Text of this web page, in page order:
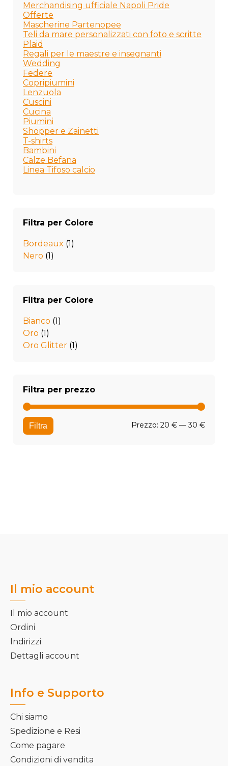
Merchandising ufficiale Napoli Pride
Offerte
Mascherine Partenopee
Teli da mare personalizzati con foto e scritte
Plaid
Regali per le maestre e insegnanti
Wedding
Federe
Copripiumini
Lenzuola
Cuscini
Cucina
Piumini
Shopper e Zainetti
T-shirts
Bambini
Calze Befana
Linea Tifoso calcio
Filtra per Colore
Bordeaux (1)
Nero (1)
Filtra per Colore
Bianco (1)
Oro (1)
Oro Glitter (1)
Filtra per prezzo
Filtra Prezzo: 20 € —30 €
Il mio account
Il mio account
Ordini
Indirizzi
Dettagli account
Info e Supporto
Chi siamo
Spedizione e Resi
Come pagare
Condizioni di vendita